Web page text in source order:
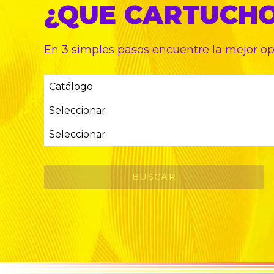
¿QUE
En 3 simples pasos encuentre la mejor